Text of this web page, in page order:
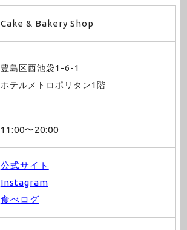
Cake & Bakery Shop
豊島区西池袋1-6-1
ホテルメトロポリタン1階
11:00〜20:00
公式サイト
Instagram
食べログ